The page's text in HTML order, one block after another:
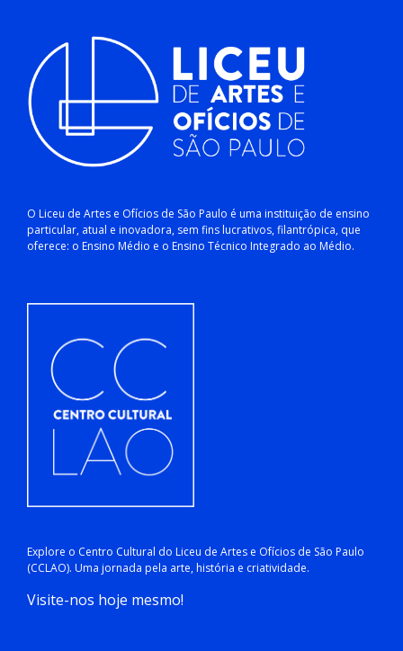
O Liceu de Artes e Ofícios de São Paulo é uma instituição de ensino
particular, atual e inovadora, sem fins lucrativos, filantrópica, que
oferece: o Ensino Médio e o Ensino Técnico Integrado ao Médio.
Explore o Centro Cultural do Liceu de Artes e Ofícios de São Paulo
(CCLAO). Uma jornada pela arte, história e criatividade.
Visite-nos hoje mesmo!